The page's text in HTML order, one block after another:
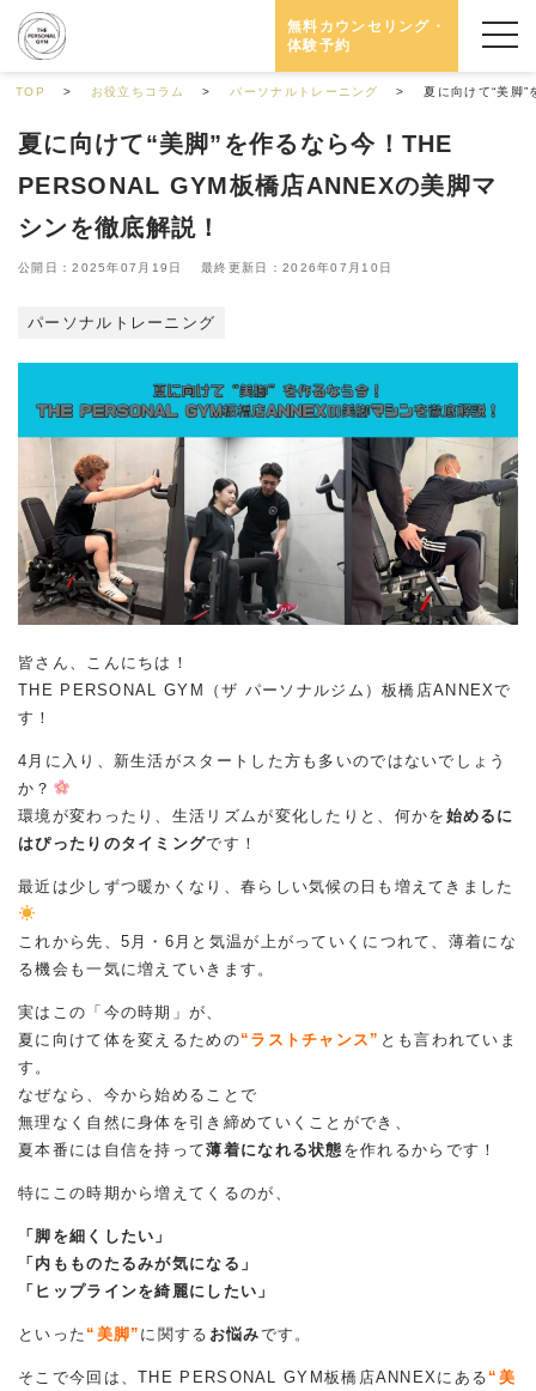
無料カウンセリング・
体験予約
TOP お役立ちコラム パーソナルトレーニング 夏に向けて“美脚
夏に向けて“美脚”を作るなら今！THE
PERSONAL GYM板橋店ANNEXの美脚マ
シンを徹底解説！
公開日：2025年07月19日 最終更新日：2026年07月10日
パーソナルトレーニング
皆さん、こんにちは！
THE PERSONAL GYM（ザ パーソナルジム）板橋店ANNEXで
す！
4月に入り、新生活がスタートした方も多いのではないでしょう
か？
環境が変わったり、生活リズムが変化したりと、何かを 始めるに
はぴったりのタイミングです！
最近は少しずつ暖かくなり、春らしい気候の日も増えてきました
これから先、5月・6月と気温が上がっていくにつれて、薄着にな
る機会も一気に増えていきます。
実はこの「今の時期」が、
夏に向けて体を変えるための“ラストチャンス” とも言われていま
す。
なぜなら、今から始めることで
無理なく自然に身体を引き締めていくことができ、
夏本番には自信を持って薄着になれる状態 を作れるからです！
特にこの時期から増えてくるのが、
「脚を細くしたい」
「内もものたるみが気になる」
「ヒップラインを綺麗にしたい」
といった “美脚” に関する お悩みです。
そこで今回は、THE PERSONAL GYM板橋店ANNEXにある “美